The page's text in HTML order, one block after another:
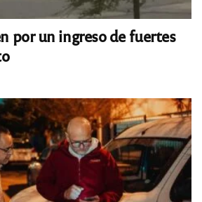
por un ingreso de fuertes